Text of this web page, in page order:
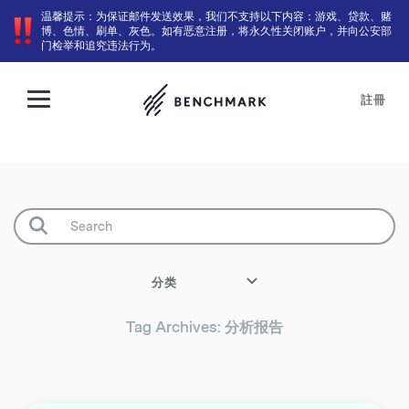
温馨提示：为保证邮件发送效果，我们不支持以下内容：游戏、贷款、赌
博、色情、刷单、灰色。如有恶意注册，将永久性关闭账户，并向公安部
门检举和追究违法行为。
註冊
分类
Tag Archives: 分析报告